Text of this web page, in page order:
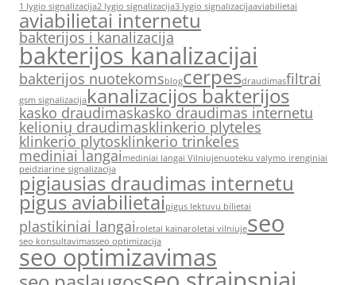
1 lygio signalizacija2 lygio signalizacija3 lygio signalizacijaaviabilietai
aviabilietai internetu
bakterijos i kanalizacija
bakterijos kanalizacijai
bakterijos nuotekomsblogcerpesdraudimasfiltrai
gsm signalizacijakanalizacijos bakterijos
kasko draudimaskasko draudimas internetu
kelionių draudimasklinkerio plyteles
klinkerio plytosklinkerio trinkeles
mediniai langai mediniai langai Vilniujenuoteku valymo irenginiai
peidziarine signalizacija
pigiausias draudimas internetu
pigus aviabilietaipigus lektuvu bilietai
plastikiniai langai roletai kainaroletai vilniujeseo
seo konsultavimasseo optimizacija
seo optimizavimas